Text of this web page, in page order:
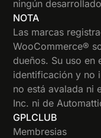
ningún
NOTA
Las marcas
WooCommerce®
dueños. Su uso en
identificación y no
no está avalada ni
Inc. ni de
GPLCLUB
Membresias